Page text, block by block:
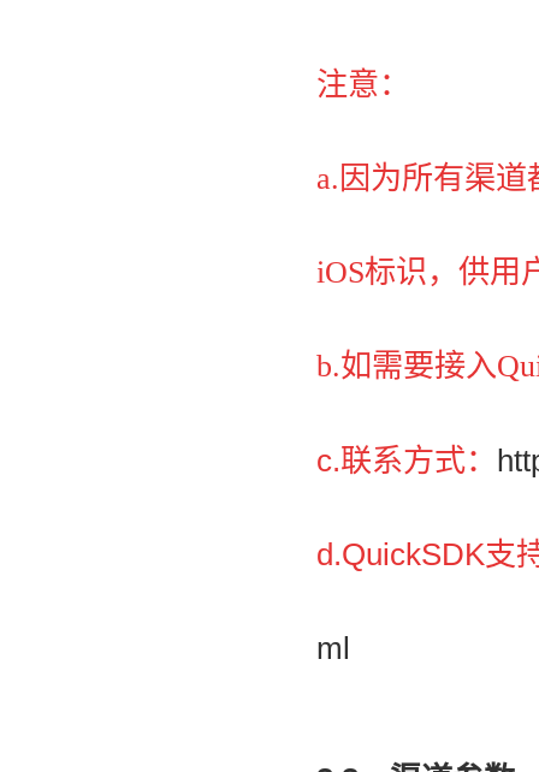
注意：
a. 因为所有渠
iOS标识，供用
b.如需要接入
c.联系方式：
d.QuickSDK支
ml